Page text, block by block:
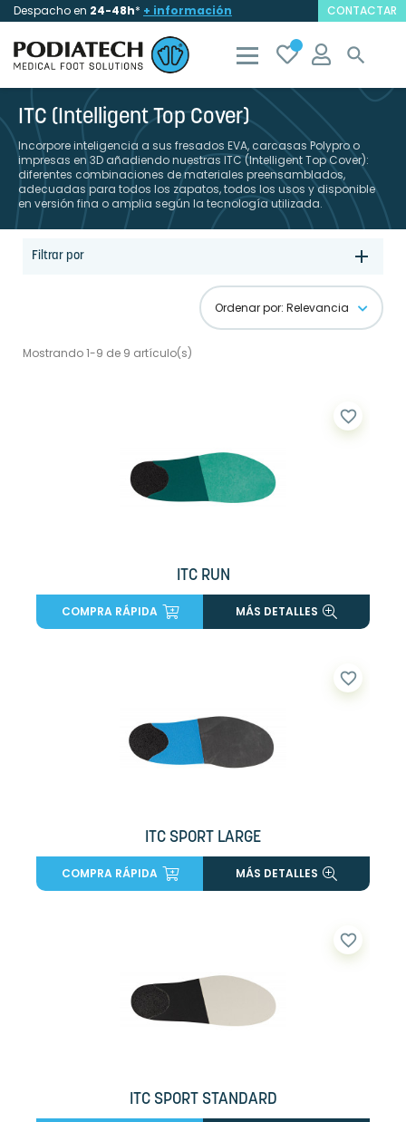
Despacho en 24-48h* + información CONTACTAR

ITC (Intelligent Top Cover)
Incorpore inteligencia a sus fresados EVA, carcasas Polypro o
impresas en 3D añadiendo nuestras ITC (Intelligent Top Cover):
diferentes combinaciones de materiales preensamblados,
adecuadas para todos los zapatos, todos los usos y disponible
en versión fina o amplia según la tecnología utilizada.
Filtrar por
Ordenar por: Relevancia
Mostrando 1-9 de 9 artículo(s)
favorite_border
ITC RUN
COMPRA RÁPIDA MÁS DETALLES
favorite_border
ITC SPORT LARGE
COMPRA RÁPIDA MÁS DETALLES
favorite_border
ITC SPORT STANDARD